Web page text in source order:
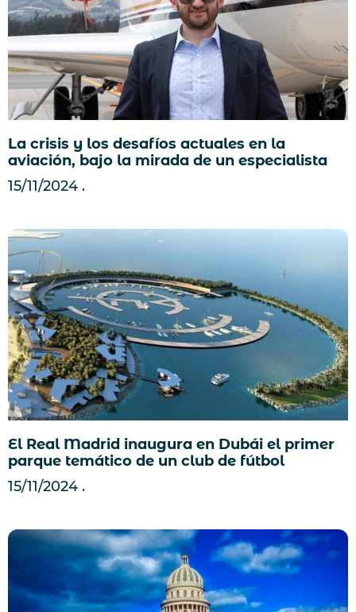
La crisis y los desafíos actuales en la
aviación, bajo la mirada de un especialista
15/11/2024
El Real Madrid inaugura en Dubái el primer
parque temático de un club de fútbol
15/11/2024